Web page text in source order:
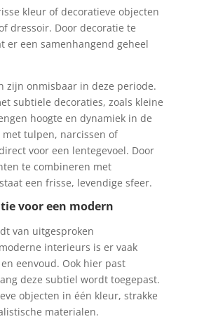
kleur of decoratieve objecten
dressoir. Door decoratie te
er een samenhangend geheel
zijn onmisbaar in deze periode.
subtiele decoraties, zoals kleine
hoogte en dynamiek in de
met tulpen, narcissen of
voor een lentegevoel. Door
te combineren met
een frisse, levendige sfeer.
voor een modern
van uitgesproken
interieurs is er vaak
eenvoud. Ook hier past
deze subtiel wordt toegepast.
objecten in één kleur, strakke
materialen.